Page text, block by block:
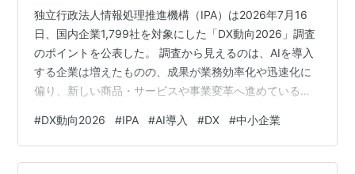
独立行政法人情報処理推進機構（IPA）は2026年7月16
日、国内企業1,799社を対象にした「DX動向2026」調査
のポイントを公表した。 調査から見えるのは、AIを導入
する企業は増えたものの、成果が業務効率化や迅速化に
偏り、新しい商品・サービスや事業変革へ進めている企
ない」という話ではない。むしろ、導入目的と測定方法
が効率化に寄りすぎている可能性を示している。本記事
では速報段階の公表内容を基に、中小企業が次の30日で
#DX動向2026 #IPA #AI導入 #DX #中小企業